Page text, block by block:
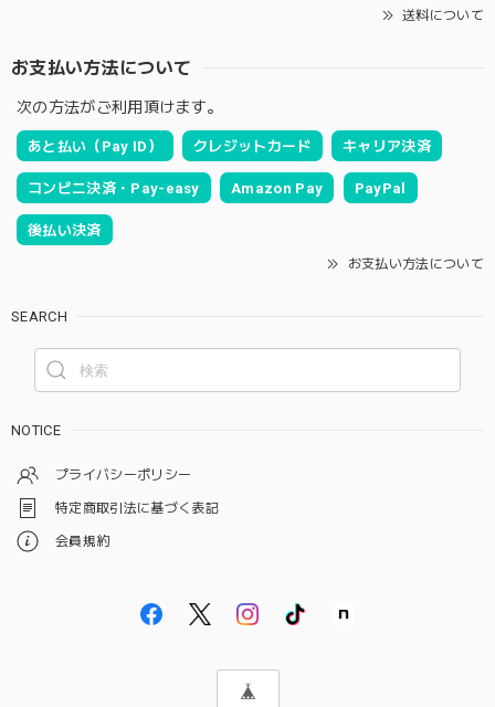
送料について
お支払い方法について
次の方法がご利用頂けます。
あと払い（Pay ID） クレジットカード キャリア決済
コンビニ決済・Pay-easy Amazon Pay PayPal
後払い決済
お支払い方法について
SEARCH
NOTICE
プライバシーポリシー
特定商取引法に基づく表記
会員規約